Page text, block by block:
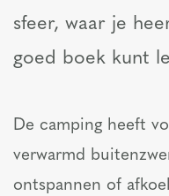
sfeer, waar je
goed boek kunt
De camping heeft
verwarmd
ontspannen of